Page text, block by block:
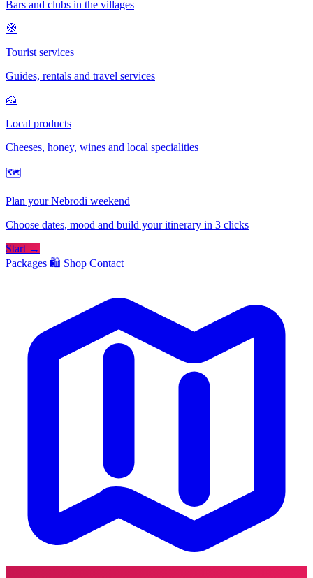
Bars and clubs in the villages
🧭
Tourist services
Guides, rentals and travel services
🧀
Local products
Cheeses, honey, wines and local specialities
🗺
Plan your Nebrodi weekend
Choose dates, mood and build your itinerary in 3 clicks
Start →
Packages 🛍️ Shop Contact